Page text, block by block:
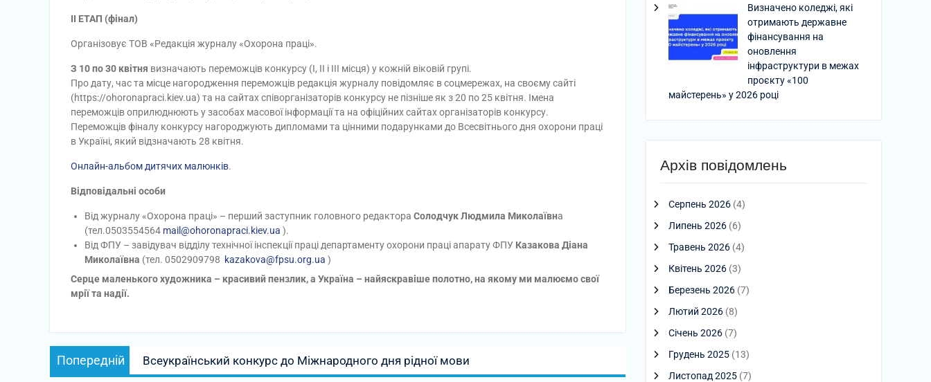
II ЕТАП (фінал)
Організовує ТОВ «Редакція журналу «Охорона праці».
З 10 по 30 квітня визначають переможців конкурсу (I, II і III місця) у кожній віковій групі.
Про дату, час та місце нагородження переможців редакція журналу повідомляє в соцмережах, на своєму сайті
(https://ohoronapraci.kiev.ua) та на сайтах співорганізаторів конкурсу не пізніше як з 20 по 25 квітня. Імена
переможців оприлюднюють у засобах масової інформації та на офіційних сайтах організаторів конкурсу.
Переможців фіналу конкурсу нагороджують дипломами та цінними подарунками до Всесвітнього дня охорони праці
в Україні, який відзначають 28 квітня.
Онлайн-альбом дитячих малюнків.
Відповідальні особи
Від журналу «Охорона праці» – перший заступник головного редактора Солодчук Людмила Миколаївна
(тел.0503554564 mail@ohoronapraci.kiev.ua ).
Від ФПУ – завідувач відділу технічної інспекції праці департаменту охорони праці апарату ФПУ Казакова Діана
Миколаївна (тел. 0502909798 kazakova@fpsu.org.ua )
Серце маленького художника – красивий пензлик, а Україна – найяскравіше полотно, на якому ми малюємо свої
мрії та надії.
Навігація
записів
Попередній
Попередній
запис:
Всеукраїнський конкурс до Міжнародного дня рідної мови
Визначено коледжі, які
отримають державне
фінансування на
оновлення
інфраструктури в межах
проєкту «100
майстерень» у 2026 році
Архів повідомлень
Серпень 2026 (4)
Липень 2026 (6)
Травень 2026 (4)
Квітень 2026 (3)
Березень 2026 (7)
Лютий 2026 (8)
Січень 2026 (7)
Грудень 2025 (13)
Листопад 2025 (7)